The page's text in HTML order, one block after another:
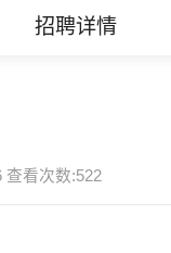
招聘详情
查看次数:522